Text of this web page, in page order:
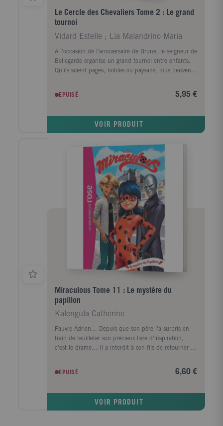
Le Cercle des Chevaliers Tome 2 : Le grand
tournoi
Vidard Estelle ; Lia Malandrino Maria
A l'occasion de l'anniversaire de Brune, le seigneur de
Bellegarde organise un grand tournoi entre enfants.
Qu'ils soient pages, nobles ou paysans, tous peuvent
et à le remporter, bien sûr. Elle peut compter sur ses
EPUISÉ 5,95 €
VOIR PRODUIT
Miraculous Tome 11 : Le mystère du
papillon
Kalengula Catherine
Pauvre Adrien... Depuis que son père l'a surpris en
train de feuilleter son précieux livre d'inspiration,
c'est le drame... Il a interdit à son fils de retourner au
le Papillon. Mais au moment de l'akumatiser, celui-ci
donne à l'akuma un ordre très surprenant... Ladybug
EPUISÉ 6,60 €
VOIR PRODUIT